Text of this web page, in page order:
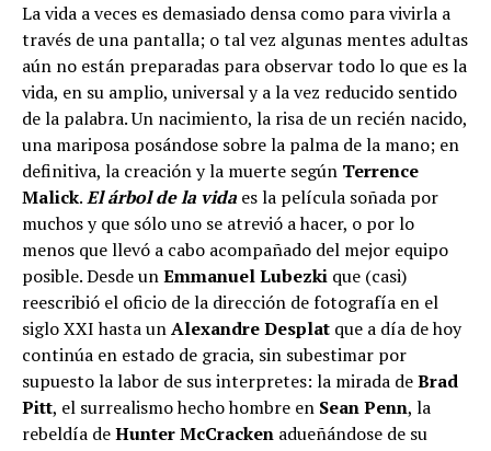
La vida a veces es demasiado densa como para vivirla a
través de una pantalla; o tal vez algunas mentes adultas
aún no están preparadas para observar todo lo que es la
vida, en su amplio, universal y a la vez reducido sentido
de la palabra. Un nacimiento, la risa de un recién nacido,
una mariposa posándose sobre la palma de la mano; en
definitiva, la creación y la muerte según Terrence
Malick.El árbol de la vida es la película soñada por
muchos y que sólo uno se atrevió a hacer, o por lo
menos que llevó a cabo acompañado del mejor equipo
posible. Desde unEmmanuel Lubezki que (casi)
reescribió el oficio de la dirección de fotografía en el
siglo XXI hasta unAlexandre Desplat que a día de hoy
continúa en estado de gracia, sin subestimar por
supuesto la labor de sus interpretes: la mirada deBrad
Pitt, el surrealismo hecho hombre en Sean Penn, la
rebeldía deHunter McCracken adueñándose de su